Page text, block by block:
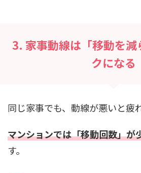
3. 家事動線は「移動を減
クになる
同じ家事でも、動線が悪いと疲
マンションでは「移動回数」が
す。